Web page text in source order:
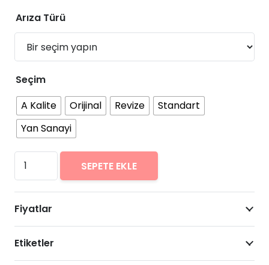
Arıza Türü
Seçim
A Kalite
Orijinal Revize
Standart
Yan Sanayi
iPhone
5c
Arıza
Onarımı
Fiyatları
adet
SEPETE EKLE
Fiyatlar
Etiketler